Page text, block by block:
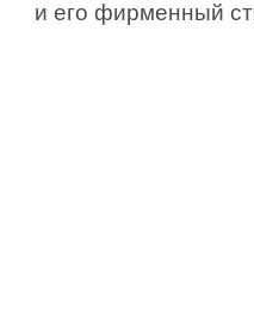
и его фирменный